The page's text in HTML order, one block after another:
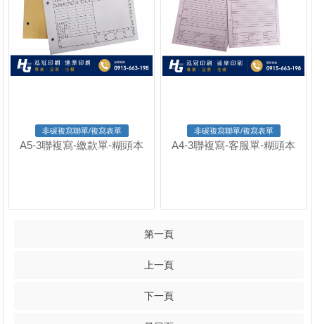
非碳複寫聯單/複寫表單
A5-3聯複寫-繳款單-糊頭本
非碳複寫聯單/複寫表單
A4-3聯複寫-客服單-糊頭本
第一頁
上一頁
下一頁